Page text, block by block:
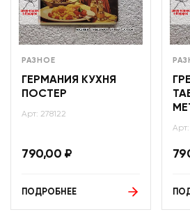
РАЗНОЕ
ГЕРМАНИЯ КУХНЯ
ПОСТЕР
Арт: 278122
790,00 ₽
ПОДРОБНЕЕ
Арт: